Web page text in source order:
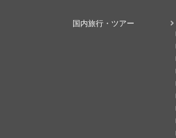
国内旅行・ツアー